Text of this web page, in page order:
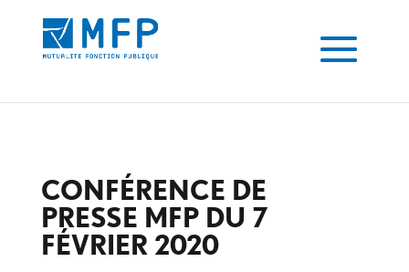
CONFÉRENCE DE
PRESSE MFP DU 7
FÉVRIER 2020